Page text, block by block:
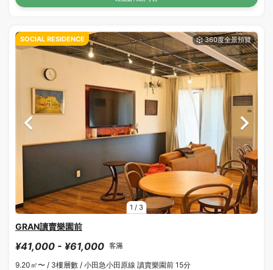
1 / 3
SOCIAL RESIDENCE
GRAN讀賣樂園前
¥41,000 - ¥61,000 客滿
9.20㎡〜 / 3樓層數 / 小田急小田原線 讀賣樂園前 15分